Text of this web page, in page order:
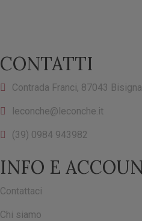
CONTATTI
Contrada Franci, 87043
leconche@leconche.it
(39) 0984 943982
INFO E
Contattaci
Chi siamo